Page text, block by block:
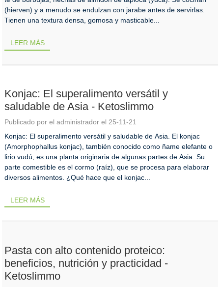
(hierven) y a menudo se endulzan con jarabe antes de servirlas.
Tienen una textura densa, gomosa y masticable...
LEER MÁS
Konjac: El superalimento versátil y
saludable de Asia - Ketoslimmo
Publicado por el administrador el 25-11-21
Konjac: El superalimento versátil y saludable de Asia. El konjac
(Amorphophallus konjac), también conocido como ñame elefante o
lirio vudú, es una planta originaria de algunas partes de Asia. Su
parte comestible es el cormo (raíz), que se procesa para elaborar
diversos alimentos. ¿Qué hace que el konjac...
LEER MÁS
Pasta con alto contenido proteico:
beneficios, nutrición y practicidad -
Ketoslimmo